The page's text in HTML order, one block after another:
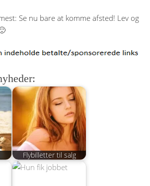
Se nu bare at komme afsted! Lev og
Flybilletter til salg